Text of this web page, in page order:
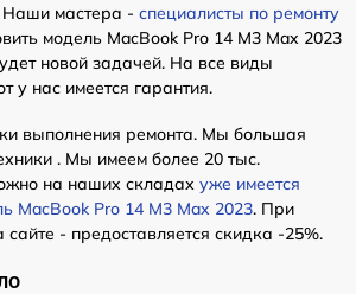
мастера - специалисты по ремонту
модель MacBook Pro 14 M3 Max 2023
новой задачей. На все виды
у нас имеется гарантия.
выполнения ремонта. Мы большая
. Мы имеем более 20 тыс.
на наших складах уже имеется
MacBook Pro 14 M3 Max 2023. При
- предоставляется скидка -25%.